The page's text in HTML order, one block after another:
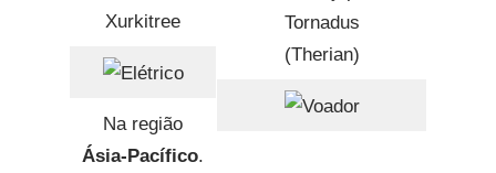
Xurkitree
Na região
Ásia-Pacífico.
Tornadus
(Therian)